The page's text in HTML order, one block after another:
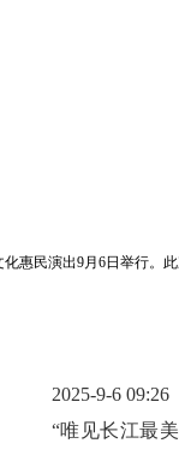
惠民演出9月6日举行
2025-9-6 09:26
“唯见长江最